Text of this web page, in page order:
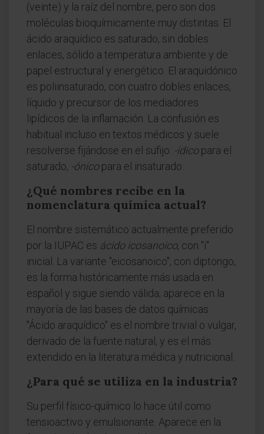
(veinte) y la raíz del nombre, pero son dos
moléculas bioquímicamente muy distintas. El
ácido araquídico es saturado, sin dobles
enlaces, sólido a temperatura ambiente y de
papel estructural y energético. El araquidónico
es poliinsaturado, con cuatro dobles enlaces,
líquido y precursor de los mediadores
lipídicos de la inflamación. La confusión es
habitual incluso en textos médicos y suele
resolverse fijándose en el sufijo: -ídicopara el
saturado, -ónicopara el insaturado.
¿Qué nombres recibe en la
nomenclatura química actual?
El nombre sistemático actualmente preferido
por la IUPAC es ácido icosanoico, con "i"
inicial. La variante "eicosanoico", con diptongo,
es la forma históricamente más usada en
español y sigue siendo válida; aparece en la
mayoría de las bases de datos químicas.
"Ácido araquídico" es el nombre trivial o vulgar,
derivado de la fuente natural, y es el más
extendido en la literatura médica y nutricional.
¿Para qué se utiliza en la industria?
Su perfil físico-químico lo hace útil como
tensioactivo y emulsionante. Aparece en la